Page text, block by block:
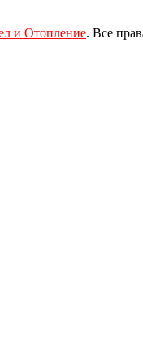
и Отопление. Все